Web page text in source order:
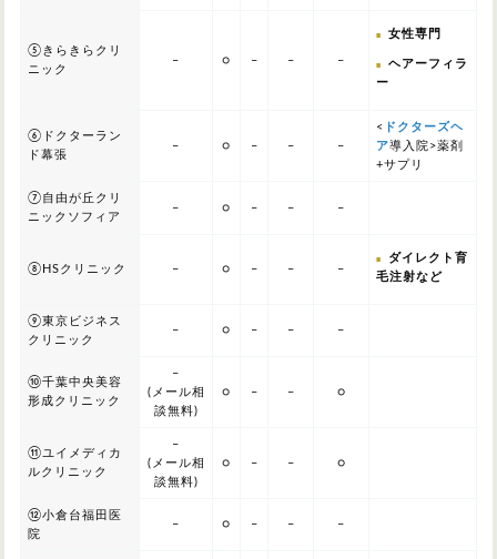
⑤きらきらクリ
ニック
– ○ – – –
女性専門
ヘアーフィラ
ー
⑥ドクターラン
ド幕張
– ○ – – –
< ドクターズヘ
ア導入院>薬剤
+サプリ
⑦自由が丘クリ
ニックソフィア
– ○ – – –
⑧HSクリニック – ○ – – –
ダイレクト育
毛注射など
⑨東京ビジネス
クリニック
– ○ – – –
⑩千葉中央美容
形成クリニック
–
(メール相
談無料)
○ – – ○
⑪ユイメディカ
ルクリニック
–
(メール相
談無料)
○ – – ○
⑫小倉台福田医
院
– ○ – – –